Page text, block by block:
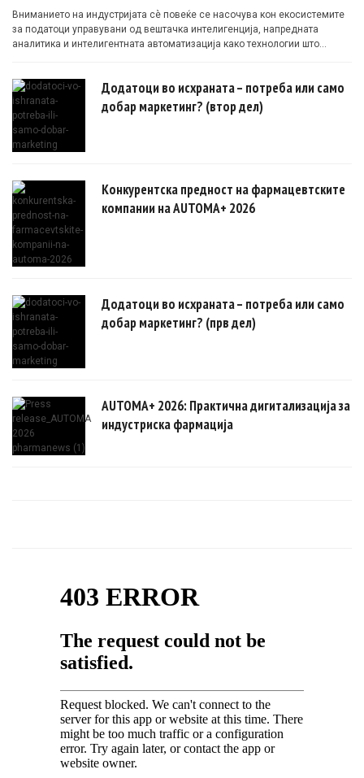
Вниманието на индустријата сè повеќе се насочува кон екосистемите
за податоци управувани од вештачка интелигенција, напредната
аналитика и интелигентната автоматизација како технологии што
Додатоци во исхраната – потреба или само
добар маркетинг? (втор дел)
Конкурентска предност на фармацевтските
компании на AUTOMA+ 2026
Додатоци во исхраната – потреба или само
добар маркетинг? (прв дел)
AUTOMA+ 2026: Практична дигитализација за
индустриска фармација